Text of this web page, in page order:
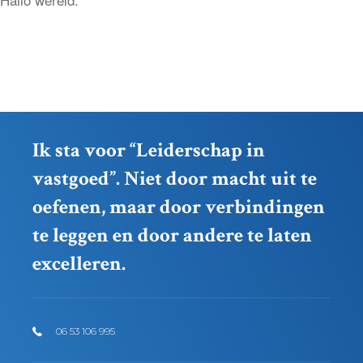
Ik sta voor “Leiderschap in
vastgoed”. Niet door macht uit te
oefenen, maar door verbindingen
te leggen en door andere te laten
excelleren.
06 53 106 995